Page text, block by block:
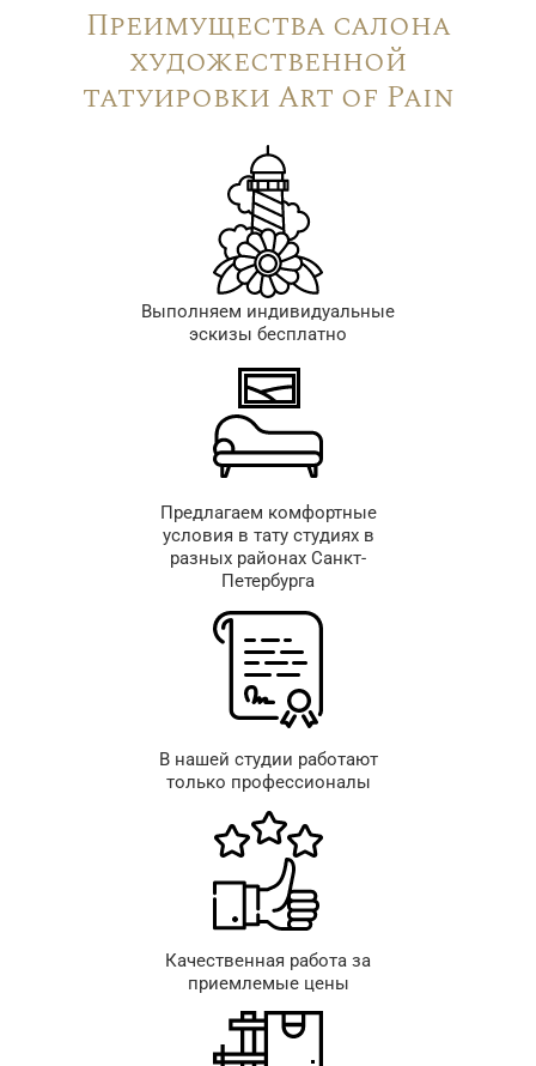
Преимущества салона
художественной
татуировки Art of Pain
Выполняем индивидуальные
эскизы бесплатно
Предлагаем комфортные
условия в тату студиях в
разных районах Санкт-
Петербурга
В нашей студии работают
только профессионалы
Качественная работа за
приемлемые цены